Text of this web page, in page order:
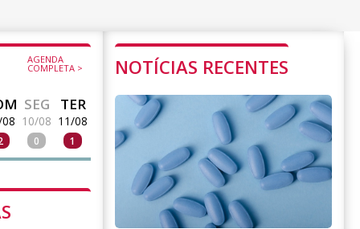
AGENDA
COMPLETA >
SEG
10/08
0
TER
11/08
1
NOTÍCIAS RECENTES